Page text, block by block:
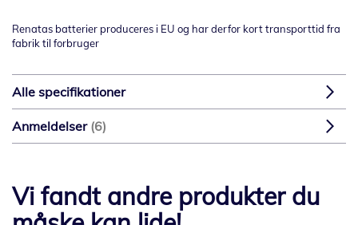
Renatas batterier produceres i EU og har derfor kort transporttid fra
fabrik til forbruger
Alle specifikationer
Anmeldelser 6
Vi fandt andre produkter du